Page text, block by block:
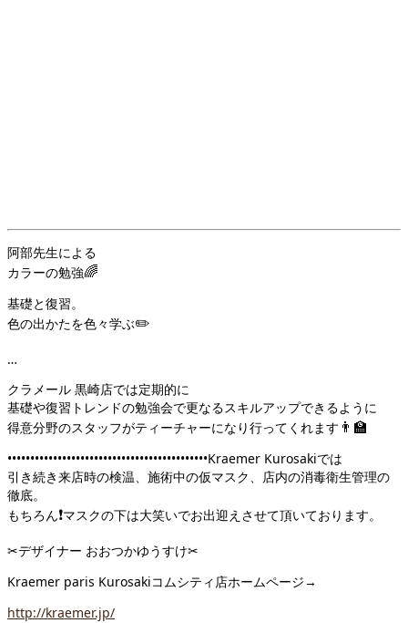
阿部先生による
カラーの勉強🌈
基礎と復習。
色の出かたを色々学ぶ✏️
…
クラメール 黒崎店では定期的に
基礎や復習トレンドの勉強会で更なるスキルアップできるように
得意分野のスタッフがティーチャーになり行ってくれます 👨‍🏫
••••••••••••••••••••••••••••••••••••••••••••Kraemer Kurosakiでは
引き続き来店時の検温、施術中の仮マスク、店内の消毒衛生管理の
徹底。
もちろん❗️マスクの下は大笑いでお出迎えさせて頂いております。
✂︎デザイナー おおつかゆうすけ✂︎
Kraemer paris Kurosakiコムシティ店ホームページ→
http://kraemer.jp/